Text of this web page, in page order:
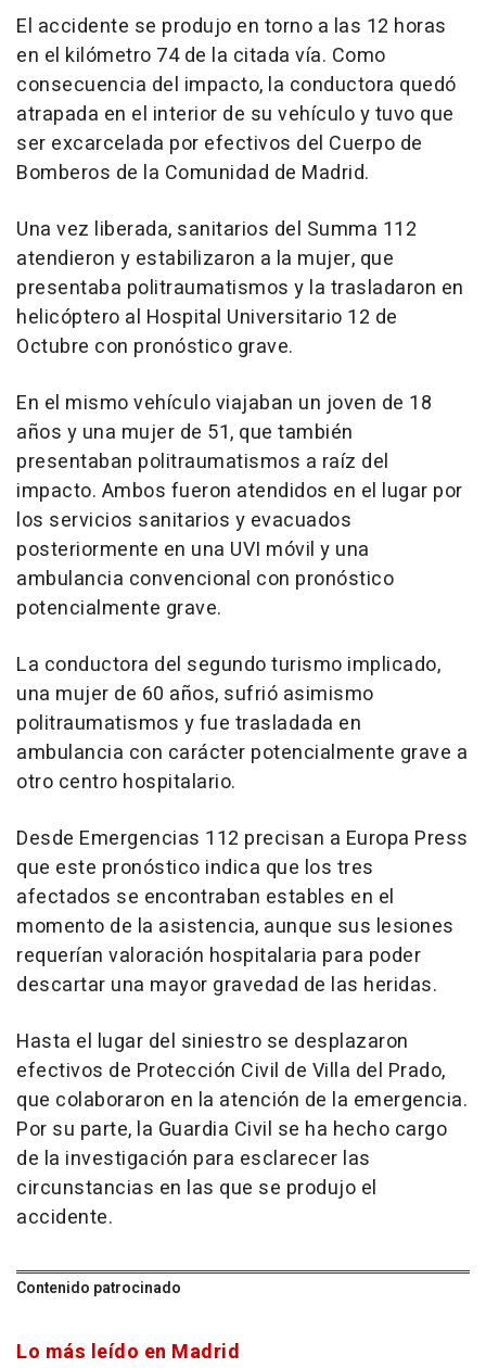
El accidente se produjo en torno a las 12 horas
en el kilómetro 74 de la citada vía. Como
consecuencia del impacto, la conductora quedó
atrapada en el interior de su vehículo y tuvo que
ser excarcelada por efectivos del Cuerpo de
Bomberos de la Comunidad de Madrid.
Una vez liberada, sanitarios del Summa 112
atendieron y estabilizaron a la mujer, que
presentaba politraumatismos y la trasladaron en
helicóptero al Hospital Universitario 12 de
Octubre con pronóstico grave.
En el mismo vehículo viajaban un joven de 18
años y una mujer de 51, que también
presentaban politraumatismos a raíz del
impacto. Ambos fueron atendidos en el lugar por
los servicios sanitarios y evacuados
posteriormente en una UVI móvil y una
ambulancia convencional con pronóstico
potencialmente grave.
La conductora del segundo turismo implicado,
una mujer de 60 años, sufrió asimismo
politraumatismos y fue trasladada en
ambulancia con carácter potencialmente grave a
otro centro hospitalario.
Desde Emergencias 112 precisan a Europa Press
que este pronóstico indica que los tres
afectados se encontraban estables en el
momento de la asistencia, aunque sus lesiones
requerían valoración hospitalaria para poder
descartar una mayor gravedad de las heridas.
Hasta el lugar del siniestro se desplazaron
efectivos de Protección Civil de Villa del Prado,
que colaboraron en la atención de la emergencia.
Por su parte, la Guardia Civil se ha hecho cargo
de la investigación para esclarecer las
circunstancias en las que se produjo el
accidente.
Contenido patrocinado
Lo más leído en Madrid